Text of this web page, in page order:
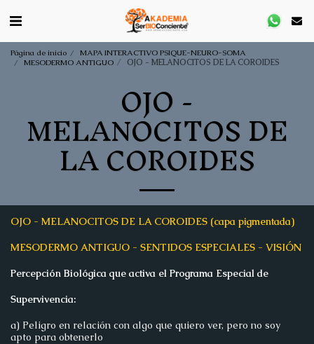
Página de inicio
MAPA INTERACTIVO PSIQUE-NEURO-SOMA
MESODERMO ANTIGUO
OJO - MELANOCITOS DE LA COROIDES
OJO -
MELANOCITOS DE
LA COROIDES
OJO - MELANOCITOS DE LA COROIDES (capa pigmentada)
MESODERMO ANTIGUO - SENTIDOS ESPECIALES - VISIÓN
Percepción Biológica que activa el Programa Especial de
Supervivencia:
a) Peligro en relación con algo que quiero ver, pero no soy
apto para obtenerlo